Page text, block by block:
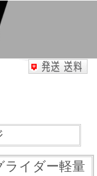
イダー軽量